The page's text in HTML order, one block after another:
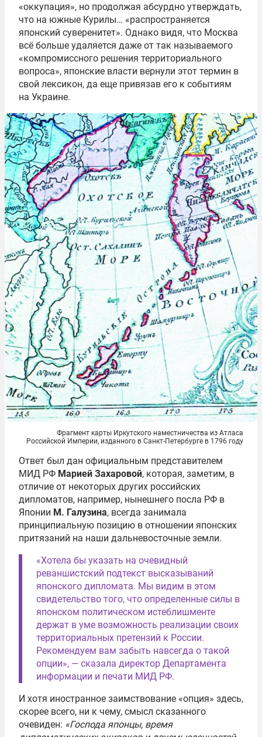
«оккупация», но продолжая абсурдно утверждать,
что на южные Курилы… «распространяется
японский суверенитет». Однако видя, что Москва
всё больше удаляется даже от так называемого
«компромиссного решения территориального
вопроса», японские власти вернули этот термин в
свой лексикон, да еще привязав его к событиям
на Украине.
Фрагмент карты Иркутского наместничества из Атласа
Российской Империи, изданного в Санкт-Петербурге в 1796 году
Ответ был дан официальным представителем
МИД РФ Марией Захаровой, которая, заметим, в
отличие от некоторых других российских
дипломатов, например, нынешнего посла РФ в
Японии М. Галузина, всегда занимала
принципиальную позицию в отношении японских
притязаний на наши дальневосточные земли.
«Хотела бы указать на очевидный
реваншистский подтекст высказываний
японского дипломата. Мы видим в этом
свидетельство того, что определенные силы в
японском политическом истеблишменте
держат в уме возможность реализации своих
территориальных претензий к России.
Рекомендуем вам забыть навсегда о такой
опции», — сказала директор Департамента
информации и печати МИД РФ.
И хотя иностранное заимствование «опция» здесь,
скорее всего, ни к чему, смысл сказанного
очевиден: «Господа японцы, время